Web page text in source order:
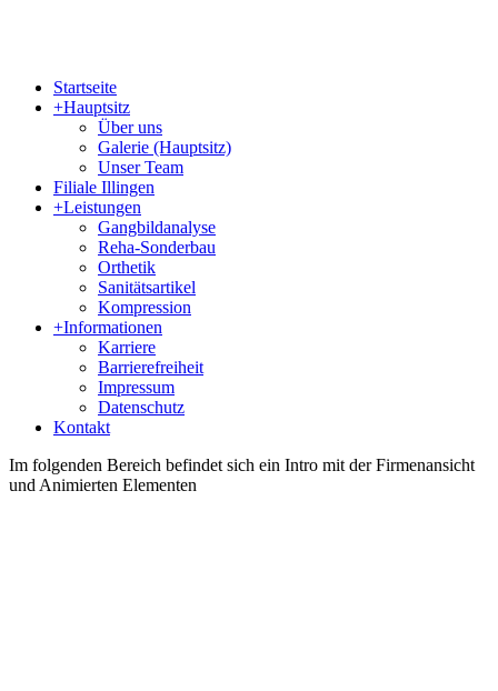
Startseite
+Hauptsitz
Über uns
Galerie (Hauptsitz)
Unser Team
Filiale Illingen
+Leistungen
Gangbildanalyse
Reha-Sonderbau
Orthetik
Sanitätsartikel
Kompression
+Informationen
Karriere
Barrierefreiheit
Impressum
Datenschutz
Kontakt
Im folgenden Bereich befindet sich ein Intro mit der Firmenansicht
und Animierten Elementen